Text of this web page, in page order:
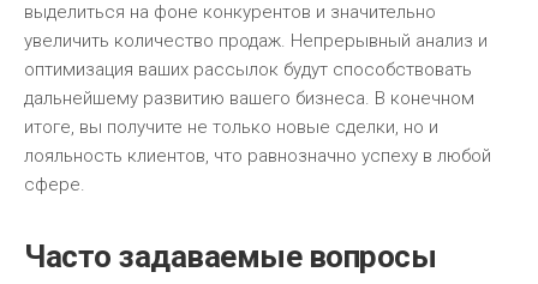
выделиться на фоне конкурентов и значительно
увеличить количество продаж. Непрерывный анализ и
оптимизация ваших рассылок будут способствовать
дальнейшему развитию вашего бизнеса. В конечном
итоге, вы получите не только новые сделки, но и
лояльность клиентов, что равнозначно успеху в любой
сфере.
Часто задаваемые вопросы